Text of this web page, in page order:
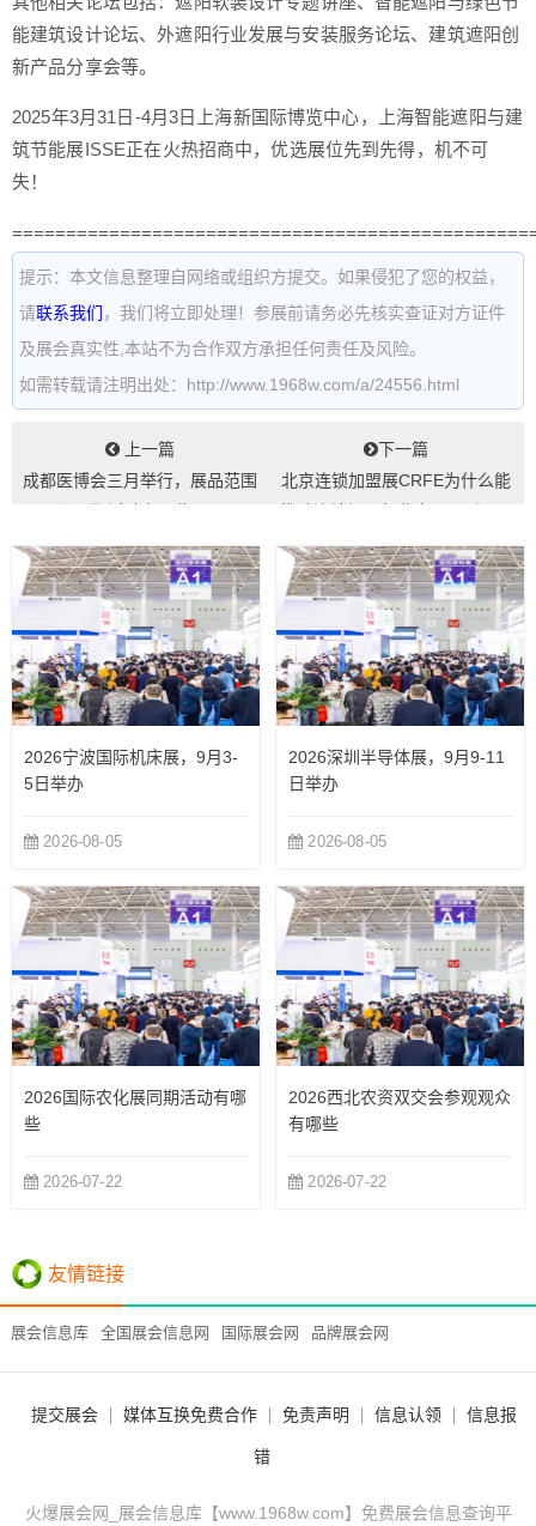
能建筑设计论坛、外遮阳行业发展与安装服务论坛、建筑遮阳创
新产品分享会等。
2025年3月31日-4月3日上海新国际博览中心，
上海智能遮阳与建
筑节能展ISSE正在火热招商中，优选展位先到先得，机不可
失！
提示：本文信息整理自网络或组织方提交。如果侵犯了您的权益，
请联系我们 ，我们将立即处理！参展前请务必先核实查证对方证件
及展会真实性,本站不为合作双方承担任何责任及风险。
如需转载请注明出处：http://www.1968w.com/a/24556.html
上一篇
成都医博会三月举行，展品范围
下一篇
北京连锁加盟展CRFE为什么能
2026宁波国际机床展，9月3-
5日举办
2026-08-05
2026深圳半导体展，9月9-11
日举办
2026-08-05
2026国际农化展同期活动有哪
些
2026-07-22
2026西北农资双交会参观观众
有哪些
2026-07-22
友情链接
展会信息库 全国展会信息网 国际展会网 品牌展会网
提交展会 媒体互换免费合作 免责声明 信息认领 信息报
错
火爆展会网_展会信息库【www.1968w.com】免费展会信息查询平